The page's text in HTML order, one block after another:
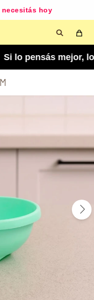
necesitás hoy
mejor, lo